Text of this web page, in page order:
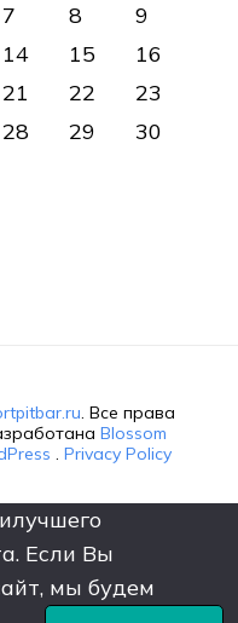
7 8
9
14 15
16
21 22
23
28 29
30
. Все права
Blossom
. Privacy Policy
Если Вы
мы будем